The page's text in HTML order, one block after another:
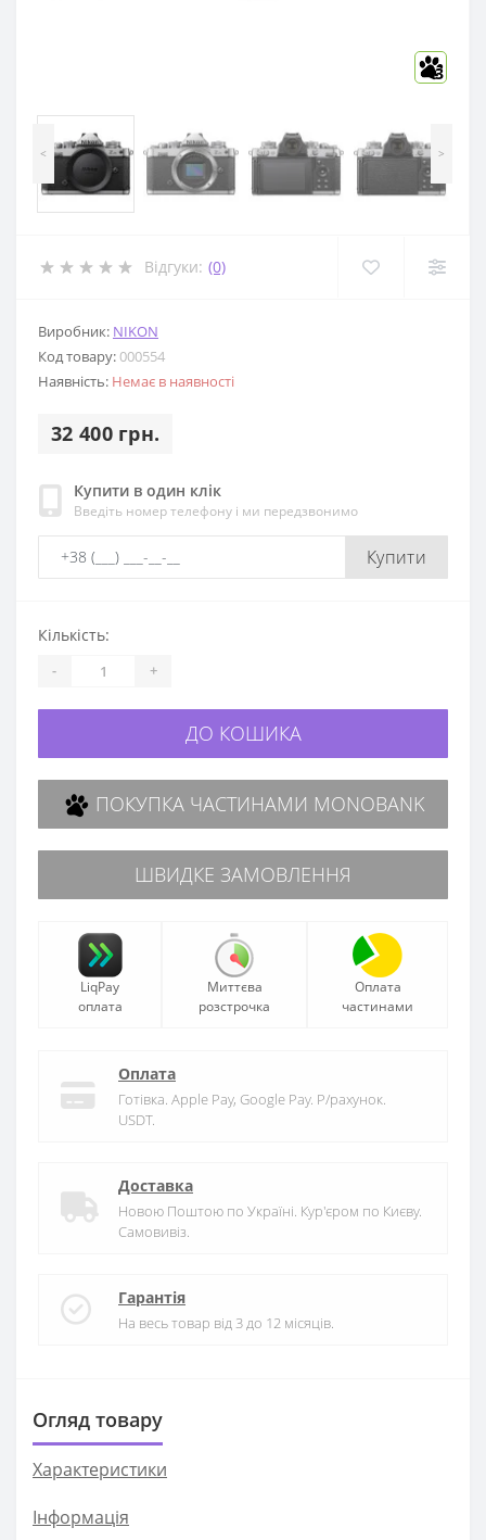
3
< >
Відгуки: (0)
Виробник: NIKON
Код товару:000554
Наявність: Немає в наявності
32 400 грн.
Купити в один клік
Введіть номер телефону і ми передзвонимо
Купити
Кількість:
- +
ДО КОШИКА
ПОКУПКА ЧАСТИНАМИ MONOBANK
ШВИДКЕ ЗАМОВЛЕННЯ
LiqPay
оплата
Миттєва
розстрочка
Оплата
частинами
Оплата
Готівка. Apple Pay, Google Pay. Р/рахунок.
USDT.
Доставка
Новою Поштою по Україні. Кур'єром по Києву.
Самовивіз.
Гарантія
На весь товар від 3 до 12 місяців.
Огляд товару
Характеристики
Iнформація